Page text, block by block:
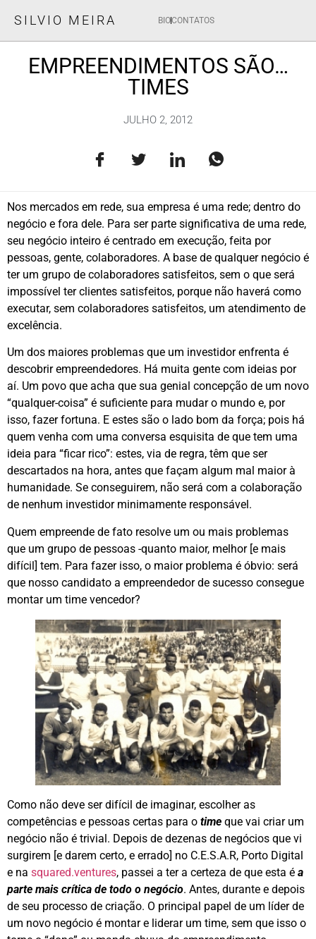
SILVIO MEIRA BIOCONTATOS
EMPREENDIMENTOS SÃO…
TIMES
JULHO 2, 2012
Nos mercados em rede, sua empresa é uma rede; dentro do
negócio e fora dele. Para ser parte significativa de uma rede,
seu negócio inteiro é centrado em execução, feita por
pessoas, gente, colaboradores. A base de qualquer negócio é
ter um grupo de colaboradores satisfeitos, sem o que será
impossível ter clientes satisfeitos, porque não haverá como
executar, sem colaboradores satisfeitos, um atendimento de
excelência.
Um dos maiores problemas que um investidor enfrenta é
descobrir empreendedores. Há muita gente com ideias por
aí. Um povo que acha que sua genial concepção de um novo
“qualquer-coisa” é suficiente para mudar o mundo e, por
isso, fazer fortuna. E estes são o lado bom da força; pois há
quem venha com uma conversa esquisita de que tem uma
ideia para “ficar rico”: estes, via de regra, têm que ser
descartados na hora, antes que façam algum mal maior à
humanidade. Se conseguirem, não será com a colaboração
de nenhum investidor minimamente responsável.
Quem empreende de fato resolve um ou mais problemas
que um grupo de pessoas -quanto maior, melhor [e mais
difícil] tem. Para fazer isso, o maior problema é óbvio: será
que nosso candidato a empreendedor de sucesso consegue
montar um time vencedor?
Como não deve ser difícil de imaginar, escolher as
competências e pessoas certas para o time que vai criar um
negócio não é trivial. Depois de dezenas de negócios que vi
surgirem [e darem certo, e errado] no C.E.S.A.R, Porto Digital
e na squared.ventures, passei a ter a certeza de que esta é a
parte mais crítica de todo o negócio. Antes, durante e depois
de seu processo de criação. O principal papel de um líder de
um novo negócio é montar e liderar um time, sem que isso o